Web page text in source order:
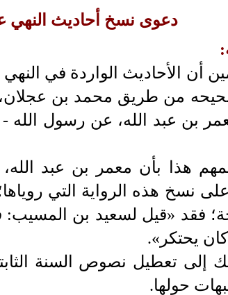
دعوى نسخ أحاديث النهي
أن الأحاديث الواردة في النهي
من طريق محمد بن
بن عبد الله، عن رسول الله -
هذا بأن معمر بن عبد
نسخ هذه الرواية التي
فقد «قيل لسعيد بن
يحتكر».
إلى تعطيل نصوص السنة
حولها.